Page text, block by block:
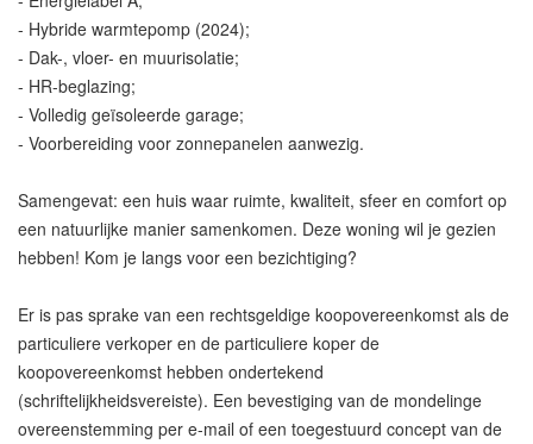
- Hybride warmtepomp (2024);
- Dak-, vloer- en muurisolatie;
- HR-beglazing;
- Volledig geïsoleerde garage;
- Voorbereiding voor zonnepanelen aanwezig.
Samengevat: een huis waar ruimte, kwaliteit, sfeer en comfort op
een natuurlijke manier samenkomen. Deze woning wil je gezien
hebben! Kom je langs voor een bezichtiging?
Er is pas sprake van een rechtsgeldige koopovereenkomst als de
particuliere verkoper en de particuliere koper de
koopovereenkomst hebben ondertekend
(schriftelijkheidsvereiste). Een bevestiging van de mondelinge
overeenstemming per e-mail of een toegestuurd concept van de